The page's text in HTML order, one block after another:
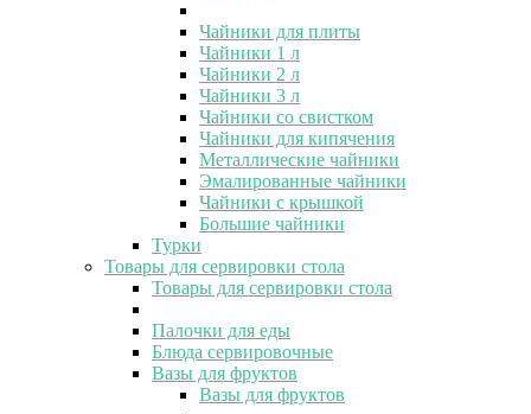
Чайники для плиты
Чайники 1 л
Чайники 2 л
Чайники 3 л
Чайники со свистком
Чайники для кипячения
Металлические чайники
Эмалированные чайники
Чайники с крышкой
Большие чайники
Турки
Товары для сервировки стола
Товары для сервировки стола
Палочки для еды
Блюда сервировочные
Вазы для фруктов
Вазы для фруктов